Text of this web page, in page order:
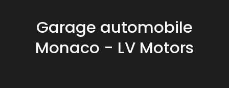
Garage automobile
Monaco - LV Motors